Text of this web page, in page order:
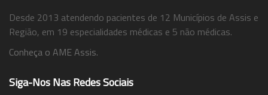
Desde 2013 atendendo pacientes de 12 Municípios de Assis e
Região, em 19 especialidades médicas e 5 não médicas.
Conheça o AME Assis.
Siga-Nos Nas Redes Sociais